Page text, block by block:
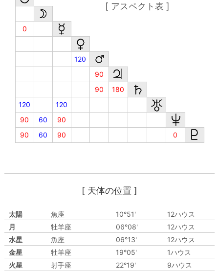
[ アスペクト表 ]
0
120
90
90
180
120
120
90
60
90
90
60 90 0
[ 天体の位置 ]
太陽 魚座 10°51'
12ハウス
月
牡羊座 06°08'
12ハウス
水星
魚座 06°13'
12ハウス
金星
牡羊座 19°05'
1ハウス
火星
射手座 22°19'
9ハウス